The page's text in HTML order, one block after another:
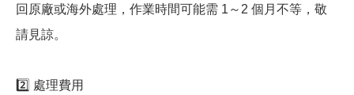
回原廠或海外處理，作業時間可能需 1～2 個月不等，敬
請見諒。
2️⃣ 處理費用